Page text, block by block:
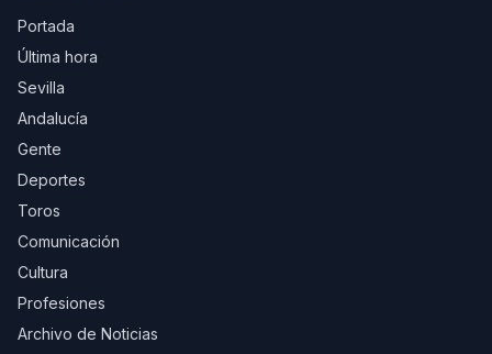
Portada
Última hora
Sevilla
Andalucía
Gente
Deportes
Toros
Comunicación
Cultura
Profesiones
Archivo de Noticias